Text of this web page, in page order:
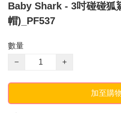
Baby Shark - 3吋碰碰狐
帽)_PF537
數量
−
+
加至購